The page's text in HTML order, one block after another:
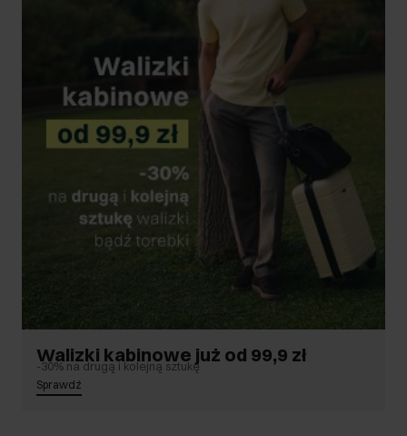
Walizki kabinowe już od 99,9 zł
-30% na drugą i kolejną sztukę
Sprawdź